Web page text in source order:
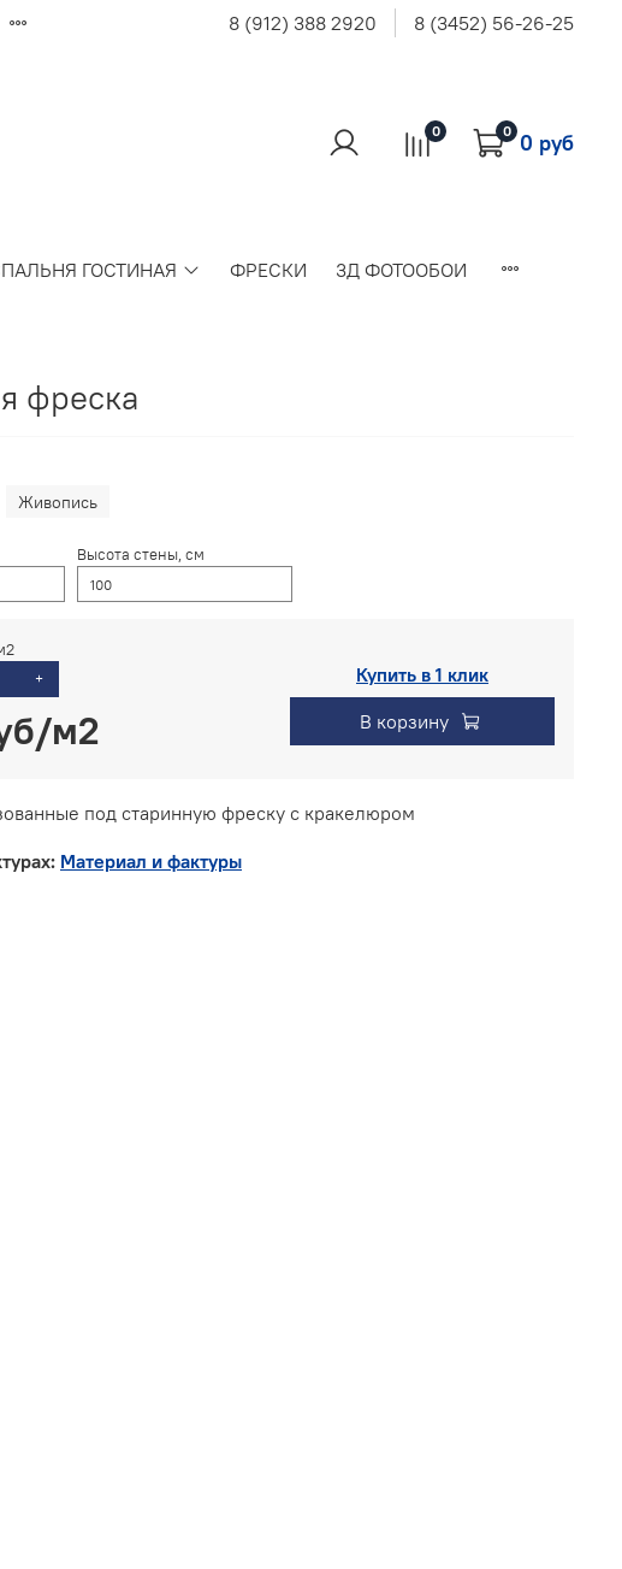
8 (912) 388 2920 8 (3452) 56-26-25
0 0 0 руб
ГОСТИНАЯ ФРЕСКИ 3Д ФОТООБОИ
фреска
Живопись
Высота стены, см
+
Купить в 1 клик
В корзину
под старинную фреску с кракелюром
Материал и фактуры